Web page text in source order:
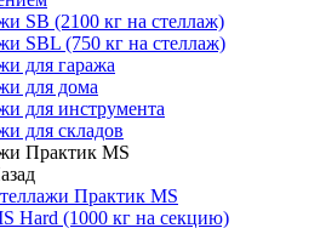
SB (2100 кг на стеллаж)
SBL (750 кг на стеллаж)
для гаража
для дома
для инструмента
для складов
Практик MS
Практик MS
Hard (1000 кг на секцию)